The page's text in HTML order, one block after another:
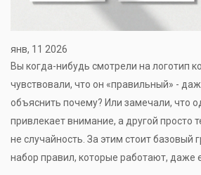
янв, 11 2026
Вы когда-нибудь смотрели на логотип
чувствовали, что он «правильный» -
объяснить почему? Или замечали, что
привлекает внимание, а другой просто
не случайность. За этим стоит базовый
набор правил, которые работают, даже